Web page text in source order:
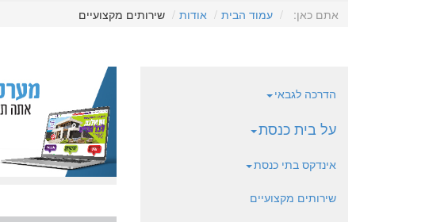
אתם כאן: עמוד הבית אודות שירותים מקצועיים
הדרכה לגבאי
על בית כנסת
אינדקס בתי כנסת
שירותים מקצועיים